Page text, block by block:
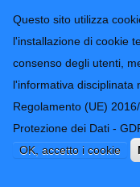
Questo sito utilizza
l'installazione di cookie
consenso degli utenti,
l'informativa disciplinata
Regolamento (UE)
Protezione dei Dati -
OK, accetto i cookie
Imperia
Form di ricerca
Lavori di